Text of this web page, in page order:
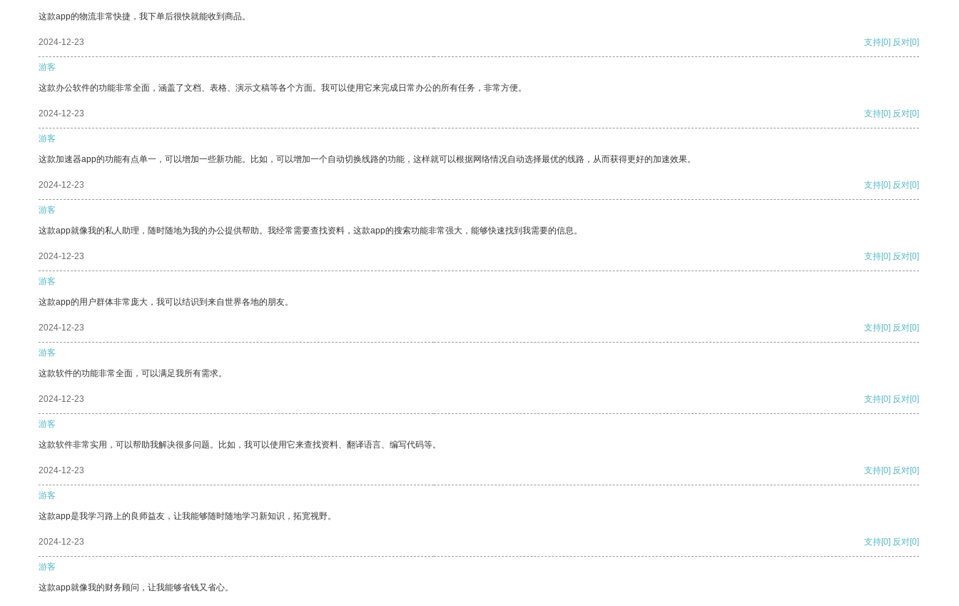
这款app的物流非常快捷，我下单后很快就能收到商品。
2024-12-23 支持[0] 反对[0]
游客
这款办公软件的功能非常全面，涵盖了文档、表格、演示文稿等各个方面。我可以使用它来完成日常办公的所有任务，非常方便。
2024-12-23 支持[0] 反对[0]
游客
这款加速器app的功能有点单一，可以增加一些新功能。比如，可以增加一个自动切换线路的功能，这样就可以根据网络情况自动选择最优的线路，从而获得更好的加速效果。
2024-12-23 支持[0] 反对[0]
游客
这款app就像我的私人助理，随时随地为我的办公提供帮助。我经常需要查找资料，这款app的搜索功能非常强大，能够快速找到我需要的信息。
2024-12-23 支持[0] 反对[0]
游客
这款app的用户群体非常庞大，我可以结识到来自世界各地的朋友。
2024-12-23 支持[0] 反对[0]
游客
这款软件的功能非常全面，可以满足我所有需求。
2024-12-23 支持[0] 反对[0]
游客
这款软件非常实用，可以帮助我解决很多问题。比如，我可以使用它来查找资料、翻译语言、编写代码等。
2024-12-23 支持[0] 反对[0]
游客
这款app是我学习路上的良师益友，让我能够随时随地学习新知识，拓宽视野。
2024-12-23 支持[0] 反对[0]
游客
这款app就像我的财务顾问，让我能够省钱又省心。